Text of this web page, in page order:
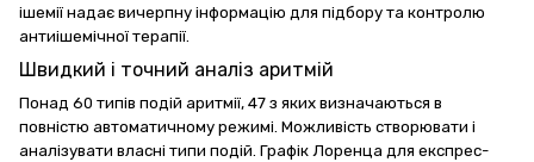
ішемії надає вичерпну інформацію для підбору та контролю
антиішемічної терапії.
Швидкий і точний аналіз аритмій
Понад 60 типів подій аритмії, 47 з яких визначаються в
повністю автоматичному режимі. Можливість створювати і
аналізувати власні типи подій. Графік Лоренца для експрес-